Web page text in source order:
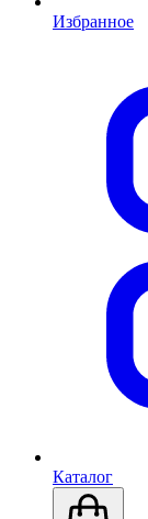
Избранное
Каталог